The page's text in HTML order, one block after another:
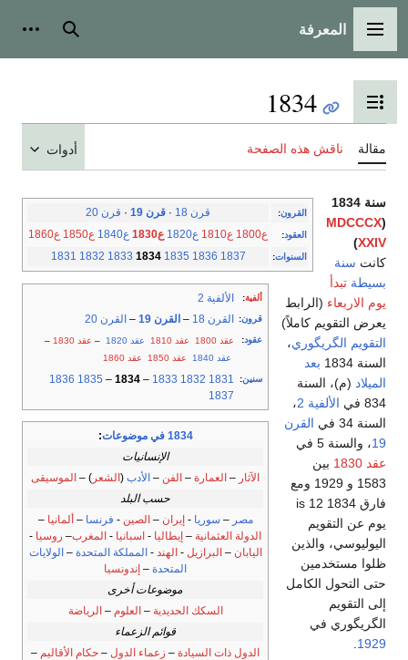
القائمة الرئيسية
المعرفة بحث
تبديل عرض جدول المحتويات
1834
مقالة ناقش هذه الصفحة أدوات
القرون: قرن 18 · قرن 19 · قرن 20
العقود: ع1800 ع1810 ع1820 ع1830 ع1840 ع1850 ع1860
السنوات:
1831 1832 1833 1834 1835 1836 1837
ألفية: الألفية 2
قرون: القرن 18 – القرن 19 – القرن 20
عقود: عقد 1800 عقد 1810 عقد 1820 – عقد 1830
–
عقد 1840
عقد 1850 عقد 1860
سنين:
1831
1832
1833
–
1834
–
1835
1836
1837
1834 في موضوعات
:
الإنسانيات
الآثار – العمارة – الفن – الأدب (الشعر ) – الموسيقى
حسب البلد
مصر – سوريا -إيران –الصين - فرنسا –ألمانيا –
الدولة العثمانية – إيطاليا - اسبانيا - المغرب– روسيا -
اليابان –البرازيل -الهند -المملكة المتحدة –الولايات
المتحدة – إندونسيا
موضوعات أخرى
السكك الحديدية –العلوم –الرياضة
قوائم الزعماء
الدول ذات السيادة – زعماء الدول – حكام الأقاليم –
سنة 1834
(
MDCCCX
XXIV
)
كانت سنة
بسيطة تبدأ
يوم الاربعاء (الرابط
يعرض التقويم كاملاً)
التقويم الگريگوري،
السنة 1834
بعد
الميلاد (م)، السنة
834 في
الألفية 2
،
السنة 34 في
القرن
19، والسنة 5 في
عقد 1830
بين
1583 و 1929 ومع
فارق 1834 is 12
يوم عن التقويم
اليوليوسي، والذين
ظلوا مستخدمين
حتى التحول الكامل
إلى التقويم
الگريگوري في
1929